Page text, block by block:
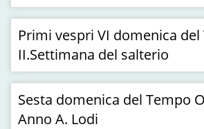
Primi vespri VI domenica del
II.Settimana del salterio
Sesta domenica del Tempo
Anno A. Lodi